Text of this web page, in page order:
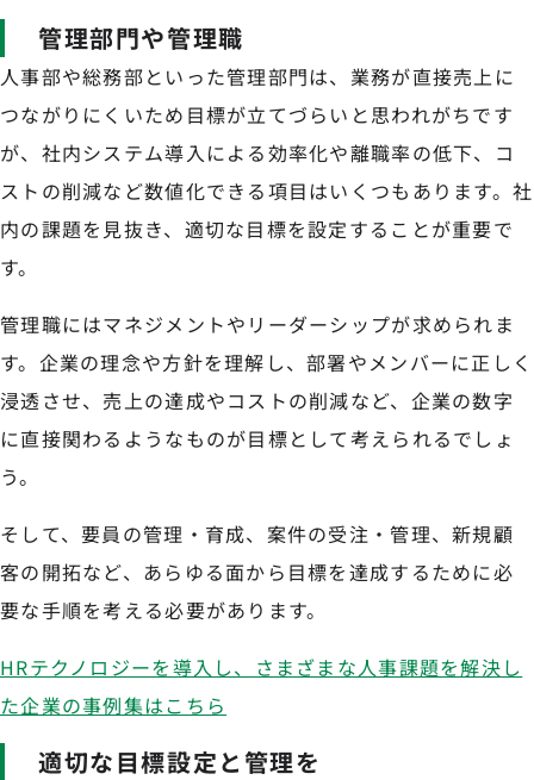
管理部門や管理職
人事部や総務部といった管理部門は、業務が直接売上に
つながりにくいため目標が立てづらいと思われがちです
が、社内システム導入による効率化や離職率の低下、コ
ストの削減など数値化できる項目はいくつもあります。社
内の課題を見抜き、適切な目標を設定することが重要で
す。
管理職にはマネジメントやリーダーシップが求められま
す。企業の理念や方針を理解し、部署やメンバーに正しく
浸透させ、売上の達成やコストの削減など、企業の数字
に直接関わるようなものが目標として考えられるでしょ
う。
そして、要員の管理・育成、案件の受注・管理、新規顧
客の開拓など、あらゆる面から目標を達成するために必
要な手順を考える必要があります。
HRテクノロジーを導入し、さまざまな人事課題を解決し
た企業の事例集はこちら
適切な目標設定と管理を